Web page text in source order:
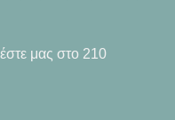
μας στο 210